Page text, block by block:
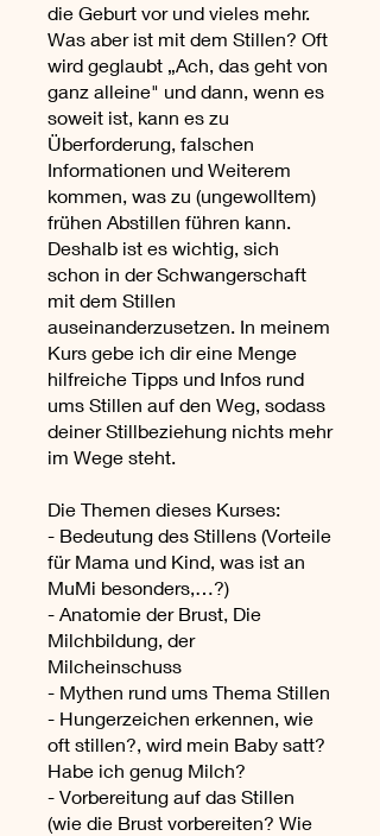
die Geburt vor und vieles mehr.
Was aber ist mit dem Stillen? Oft
wird geglaubt „Ach, das geht von
ganz alleine" und dann, wenn es
soweit ist, kann es zu
Überforderung, falschen
Informationen und Weiterem
kommen, was zu (ungewolltem)
frühen Abstillen führen kann.
Deshalb ist es wichtig, sich
schon in der Schwangerschaft
mit dem Stillen
auseinanderzusetzen. In meinem
Kurs gebe ich dir eine Menge
hilfreiche Tipps und Infos rund
ums Stillen auf den Weg, sodass
deiner Stillbeziehung nichts mehr
im Wege steht.
Die Themen dieses Kurses:
- Bedeutung des Stillens (Vorteile
für Mama und Kind, was ist an
MuMi besonders,…?)
- Anatomie der Brust, Die
Milchbildung, der
Milcheinschuss
- Mythen rund ums Thema Stillen
- Hungerzeichen erkennen, wie
oft stillen?, wird mein Baby satt?
Habe ich genug Milch?
- Vorbereitung auf das Stillen
(wie die Brust vorbereiten? Wie